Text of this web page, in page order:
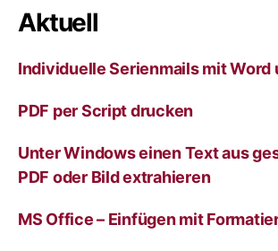
Aktuell
Individuelle Serienmails mit Word
PDF per Script drucken
Unter Windows einen Text aus
PDF oder Bild extrahieren
MS Office – Einfügen mit